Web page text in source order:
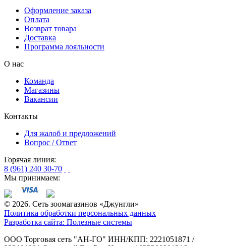
Оформление заказа
Оплата
Возврат товара
Доставка
Программа лояльности
О нас
Команда
Магазины
Вакансии
Контакты
Для жалоб и предложений
Вопрос / Ответ
Горячая линия:
8 (961) 240 30-70
Мы принимаем:
© 2026. Сеть зоомагазинов «Джунгли»
Политика обработки персональных данных
Разработка сайта: Полезные системы
ООО Торговая сеть "АН-ГО" ИНН/КПП: 2221051871 /